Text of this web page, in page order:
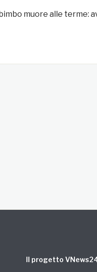
muore alle terme:
Il progetto